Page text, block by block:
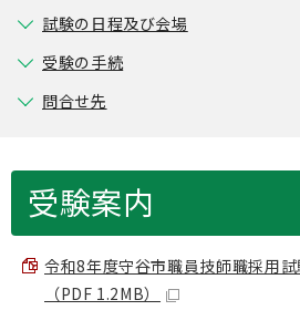
試験の日程及び会場
受験の手続
問合せ先
受験案内
令和8年度守谷市職員技師職採用試
（PDF 1.2MB）